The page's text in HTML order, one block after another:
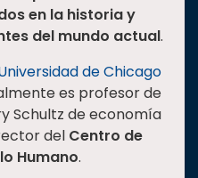
en la historia y
del mundo actual.
de Chicago
es profesor de
Schultz de economía
del Centro de
Humano.